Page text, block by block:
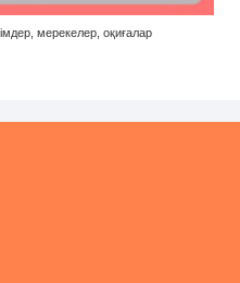
мерекелер, оқиғалар